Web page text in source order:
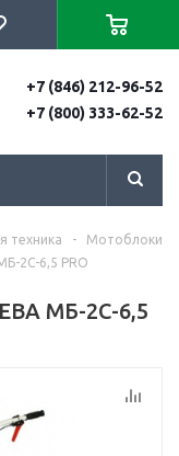
+7 (846) 212-96-52
+7 (800) 333-62-52
техника -
Мотоблоки
2С-6,5 PRO
МБ-2С-6,5